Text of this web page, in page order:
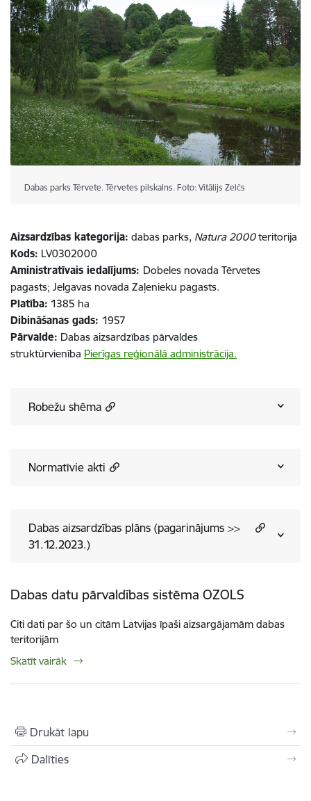
Dabas parks Tērvete. Tērvetes pilskalns. Foto: Vitālijs Zelčs
Aizsardzības kategorija: dabas parks, Natura 2000teritorija
Kods: LV0302000
Aministratīvais iedalījums: Dobeles novada Tērvetes
pagasts; Jelgavas novada Zaļenieku pagasts.
Platība: 1385 ha
Dibināšanas gads: 1957
Pārvalde: Dabas aizsardzības pārvaldes
struktūrvienība Pierīgas reģionālā administrācija.
Robežu shēma
Normatīvie akti
Dabas aizsardzības plāns (pagarinājums >>
31.12.2023.)
Dabas datu pārvaldības sistēma OZOLS
Citi dati par šo un citām Latvijas īpaši aizsargājamām dabas
teritorijām
Skatīt vairāk
Drukāt lapu
Dalīties